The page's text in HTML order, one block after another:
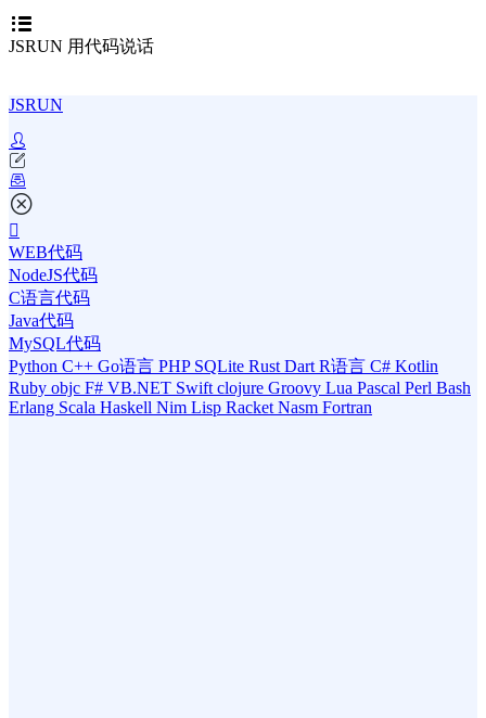
JSRUN 用代码说话
JSRUN
WEB代码
NodeJS代码
C语言代码
Java代码
MySQL代码
Python C++ Go语言 PHP SQLite Rust Dart R语言 C# Kotlin
Ruby objc F# VB.NET Swift clojure Groovy Lua Pascal Perl Bash
Erlang Scala Haskell Nim Lisp Racket Nasm Fortran